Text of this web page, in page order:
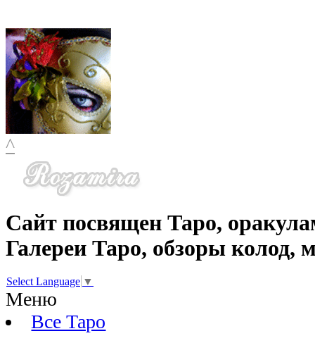
^
Сайт посвящен Таро,
Галереи Таро, обзоры колод,
Select Language ▼
Меню
Все Таро